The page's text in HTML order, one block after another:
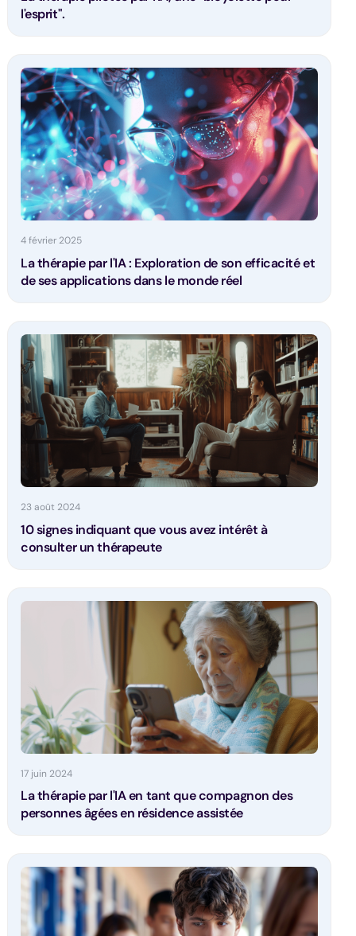
l'esprit".
4 février 2025
La thérapie par l'IA : Exploration de son efficacité et
de ses applications dans le monde réel
23 août 2024
10 signes indiquant que vous avez intérêt à
consulter un thérapeute
17 juin 2024
La thérapie par l'IA en tant que compagnon des
personnes âgées en résidence assistée